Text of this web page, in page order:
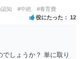
知 #中絶 #養育費
役にたった 12
しょうか？ 単に取り